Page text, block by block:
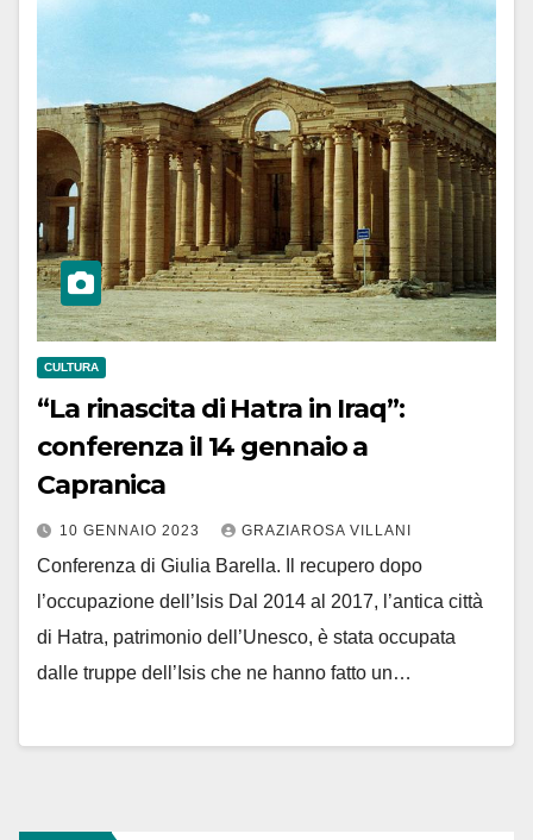
CULTURA
“La rinascita di Hatra in Iraq”:
conferenza il 14 gennaio a
Capranica
10 GENNAIO 2023 GRAZIAROSA VILLANI
Conferenza di Giulia Barella. Il recupero dopo
l’occupazione dell’Isis Dal 2014 al 2017, l’antica città
di Hatra, patrimonio dell’Unesco, è stata occupata
dalle truppe dell’Isis che ne hanno fatto un…